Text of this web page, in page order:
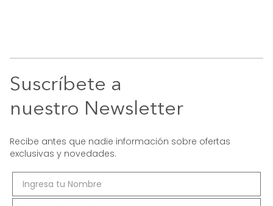
Suscríbete a
nuestro Newsletter
Recibe antes que nadie información sobre ofertas
exclusivas y novedades.